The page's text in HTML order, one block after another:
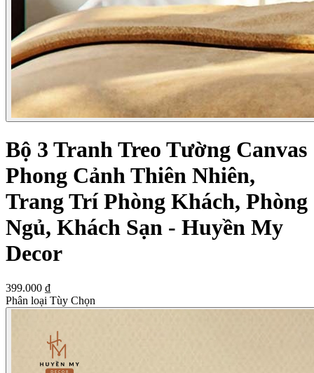
Bộ 3 Tranh Treo Tường Canvas
Phong Cảnh Thiên Nhiên,
Trang Trí Phòng Khách, Phòng
Ngủ, Khách Sạn - Huyền My
Decor
399.000 ₫
Phân loại Tùy Chọn